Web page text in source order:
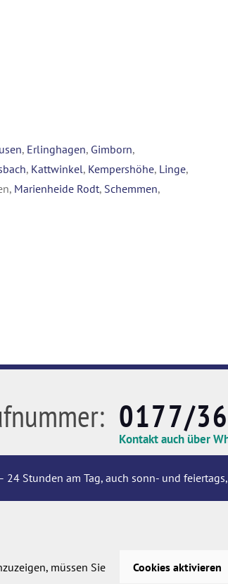
, Erlinghagen, Gimborn,
, Kattwinkel, Kempershöhe, Linge,
Marienheide Rodt, Schemmen,
0177/
Kontakt auch über
Stunden am Tag, auch sonn- und feiertags,
müssen Sie Cookies aktivieren